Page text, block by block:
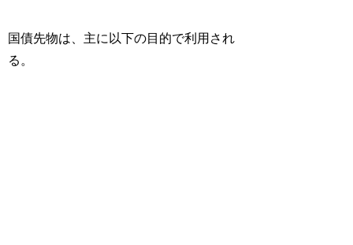
国債先物は、主に以下の目的で利用され
る。